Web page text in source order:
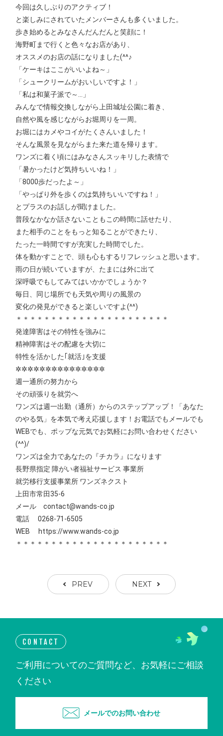
今回は久しぶりのアクティブ！
と楽しみにされていたメンバーさんも多くいました。
歩き始めるとみなさんだんだんと笑顔に！
海野町まで行くと色々なお店があり、
オススメのお店の話になりました(^^♪
「ケーキはここがいいよね～」
「シュークリームがおいしいですよ！」
「私は和菓子派で～…」
みんなで情報交換しながら上田城址公園に着き、
自然や風を感じながらお堀周りを一周。
お堀にはカメやコイがたくさんいました！
そんな風景を見ながらまた来た道を帰ります。
ワンズに着く頃にはみなさんスッキリした表情で
「暑かったけど気持ちいいね！」
「8000歩だったよ～」
「やっぱり外を歩くのは気持ちいいですね！」
とプラスのお話しが聞けました。
普段なかなか話さないこともこの時間に話せたり、
また相手のことをもっと知ることができたり、
たった一時間ですが充実した時間でした。
体を動かすことで、頭も心もするリフレッシュと思います。
雨の日が続いていますが、たまには外に出て
深呼吸でもしてみてはいかかでしょうか？
毎日、同じ場所でも天気や周りの風景の
変化の発見ができると楽しいですよ(^^)
＊＊＊＊＊＊＊＊＊＊＊＊＊＊＊＊＊＊＊＊＊＊
発達障害はその特性を強みに
精神障害はその配慮を大切に
特性を活かした｢就活｣を支援
✲✲✲✲✲✲✲✲✲✲✲✲✲✲✲
週一通所の努力から
その頑張りを就労へ
ワンズは週一出勤（通所）からのステップアップ！「あなた
のやる気」を本気で考え応援します！お電話でもメールでも
WEBでも、ポップな元気でお気軽にお問い合わせください
(^^)/
ワンズは全力であなたの『チカラ』になります
長野県指定 障がい者福祉サービス 事業所
就労移行支援事業所 ワンズネクスト
上田市常田35-6
メール contact@wands-co.jp
電話 0268-71-6505
WEB
https://www.wands-co.jp
＊＊＊＊＊＊＊＊＊＊＊＊＊＊＊＊＊＊＊＊＊＊
PREV NEXT
CONTACT
ご利用についてのご質問など、お気軽にご相談
ください
メールでのお問い合わせ